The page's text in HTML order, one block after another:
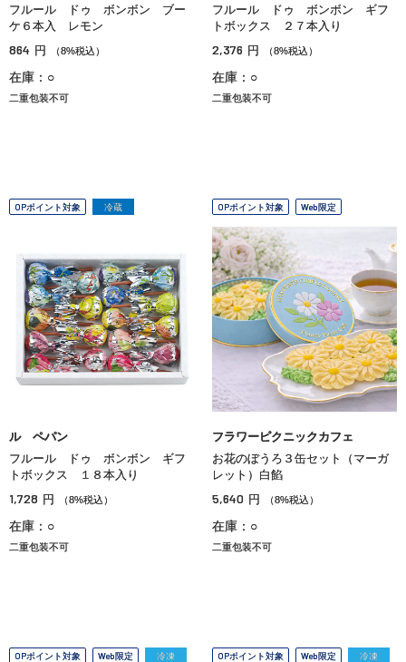
フルール ドゥ ボンボン ブー
ケ６本入 レモン
864 円 （8%税込）
在庫：○
二重包装不可
フルール ドゥ ボンボン ギフ
トボックス ２７本入り
2,376 円 （8%税込）
在庫：○
二重包装不可
OPポイント対象 冷蔵
ル ペパン
フルール ドゥ ボンボン ギフ
トボックス １８本入り
1,728 円 （8%税込）
在庫：○
二重包装不可
OPポイント対象 Web限定
フラワーピクニックカフェ
お花のぼうろ３缶セット（マーガ
レット）白餡
5,640 円 （8%税込）
在庫：○
二重包装不可
OPポイント対象 Web限定 冷凍 OPポイント対象 Web限定 冷凍